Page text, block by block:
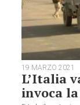
19 MARZO 2021
L’Italia
invoca